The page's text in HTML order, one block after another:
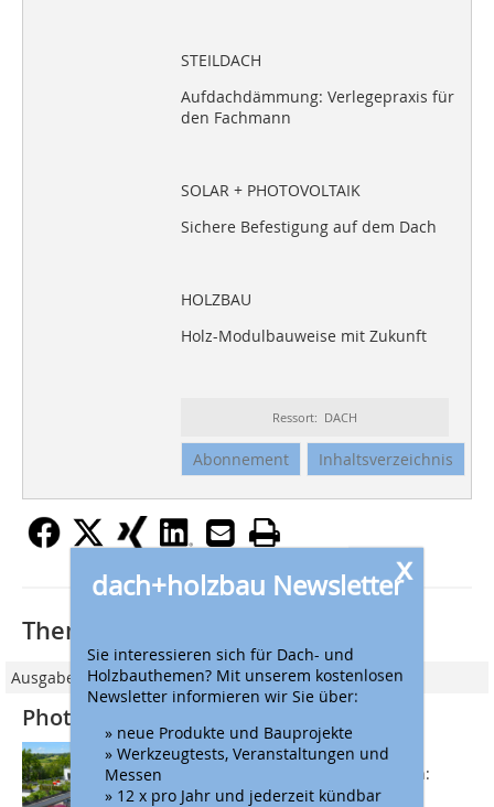
STEILDACH
Aufdachdämmung: Verlegepraxis für
den Fachmann
SOLAR + PHOTOVOLTAIK
Sichere Befestigung auf dem Dach
HOLZBAU
Holz-Modulbauweise mit Zukunft
Ressort: DACH
Abonnement Inhaltsverzeichnis
x
dach+holzbau Newsletter
Sie interessieren sich für Dach- und
Holzbauthemen? Mit unserem kostenlosen
Newsletter informieren wir Sie über:
» neue Produkte und Bauprojekte
» Werkzeugtests, Veranstaltungen und
Messen
» 12 x pro Jahr und jederzeit kündbar
Thematisch passende Artikel:
Ausgabe 06/2015
Photovoltaik und Dachbegrünung
Es gibt viele gute Gründe, PV und
Begrünung auf dem Dach zu vereinen:
Durch Verdunstungs- und